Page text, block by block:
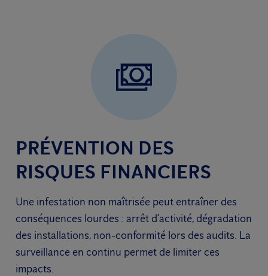
PRÉVENTION DES
RISQUES FINANCIERS
Une infestation non maîtrisée peut entraîner des
conséquences lourdes : arrêt d’activité, dégradation
des installations, non-conformité lors des audits. La
surveillance en continu permet de limiter ces
impacts.